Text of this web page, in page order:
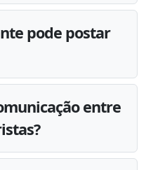
pode postar
entre